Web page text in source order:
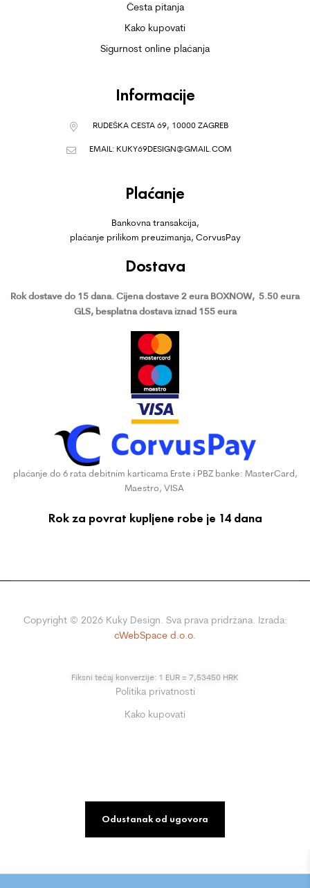
Česta pitanja
Kako kupovati
Sigurnost online plaćanja
Informacije
RUDEŠKA CESTA 69, 10000 ZAGREB
EMAIL: KUKY69DESIGN@GMAIL.COM
Plaćanje
Bankovna transakcija,
plaćanje prilikom preuzimanja, CorvusPay
Dostava
Rok dostave do 15 dana. Cijena dostave 2 eura BOXNOW, 5.50 eura
GLS, besplatna dostava iznad 155 eura
plaćanje do 6 rata debitnim karticama Erste i PBZ banke: MasterCard,
Maestro, VISA
Rok za povrat kupljene robe je 14 dana
Copyright © 2026Kuky Design. Sva prava pridržana. Izrada:
cWebSpace d.o.o.
Fiksni tečaj konverzije: 1 EUR = 7,53450 HRK
Politika privatnosti
Kako kupovati
Odustanak od ugovora